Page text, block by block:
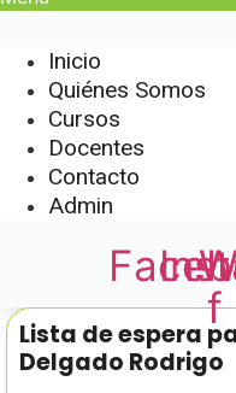
Inicio
Quiénes Somos
Cursos
Docentes
Contacto
Admin
f
Lista de espera
Delgado Rodrigo